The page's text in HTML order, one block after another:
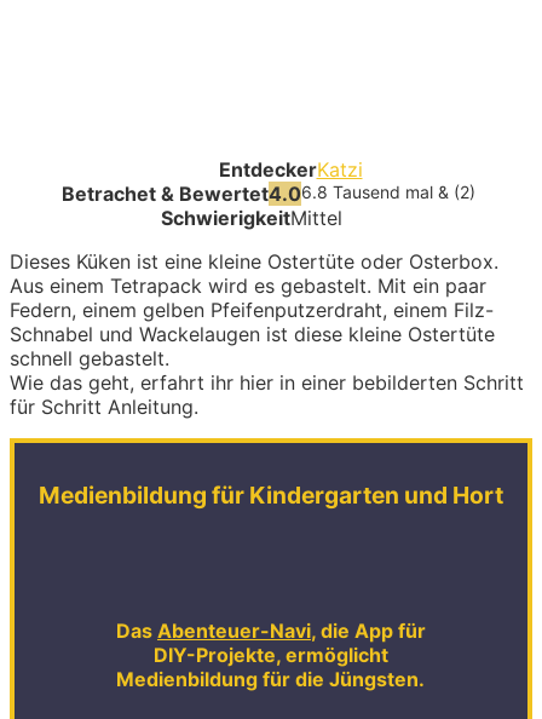
EntdeckerKatzi
Betrachet & Bewertet4.06.8 Tausend mal & (2)
SchwierigkeitMittel
Dieses Küken ist eine kleine Ostertüte oder Osterbox.
Aus einem Tetrapack wird es gebastelt. Mit ein paar
Federn, einem gelben Pfeifenputzerdraht, einem Filz-
Schnabel und Wackelaugen ist diese kleine Ostertüte
schnell gebastelt.
Wie das geht, erfahrt ihr hier in einer bebilderten Schritt
für Schritt Anleitung.
Medienbildung für Kindergarten und Hort
Das Abenteuer-Navi, die App für
DIY-Projekte, ermöglicht
Medienbildung für die Jüngsten.